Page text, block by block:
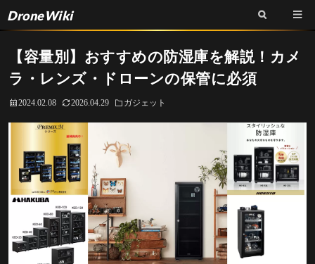
DroneWiki
【容量別】おすすめの防湿庫を解説！カメ
ラ・レンズ・ドローンの保管に必須
2024.02.08 2026.04.29 ガジェット